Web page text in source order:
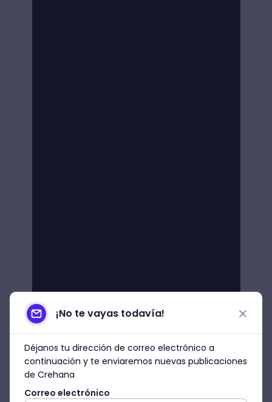
¡No te vayas todavía!
Déjanos tu dirección de correo electrónico a
continuación y te enviaremos nuevas publicaciones
de Crehana
Correo electrónico